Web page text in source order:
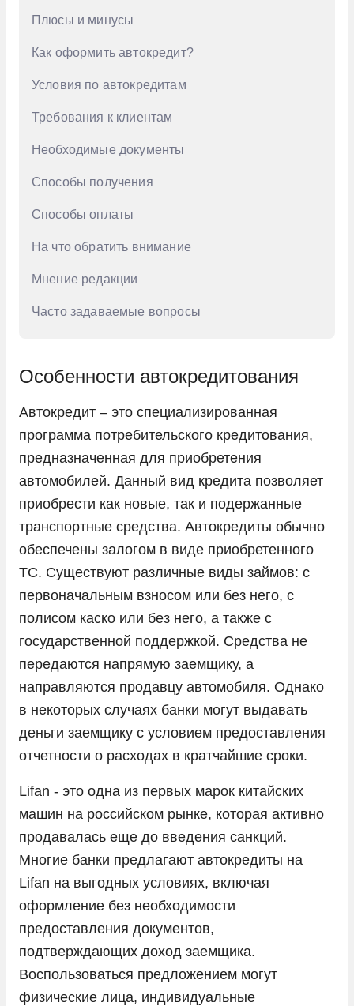
GAC
Geely
Genesis
Haval
Jac
Jaecoo
Jetour
Land Rover
Livan
LiXiang
Mazda
Mini
Mitsubishi
Nissan
Opel
Peugeot
Porsche
Ram
Seres
Solaris
Sollers
SsangYong
Subaru
Suzuki
Плюсы и минусы
Как оформить автокредит?
Условия по автокредитам
Требования к клиентам
Необходимые документы
Способы получения
Способы оплаты
На что обратить внимание
Мнение редакции
Часто задаваемые вопросы
Особенности автокредитования
Автокредит – это специализированная
программа потребительского кредитования,
предназначенная для приобретения
автомобилей. Данный вид кредита позволяет
приобрести как новые, так и подержанные
транспортные средства. Автокредиты обычно
обеспечены залогом в виде приобретенного
ТС. Существуют различные виды займов: с
первоначальным взносом или без него, с
полисом каско или без него, а также с
государственной поддержкой. Средства не
передаются напрямую заемщику, а
направляются продавцу автомобиля. Однако
в некоторых случаях банки могут выдавать
деньги заемщику с условием предоставления
отчетности о расходах в кратчайшие сроки.
Lifan - это одна из первых марок китайских
машин на российском рынке, которая активно
продавалась еще до введения санкций.
Многие банки предлагают автокредиты на
Lifan на выгодных условиях, включая
оформление без необходимости
предоставления документов,
подтверждающих доход заемщика.
Воспользоваться предложением могут
физические лица, индивидуальные